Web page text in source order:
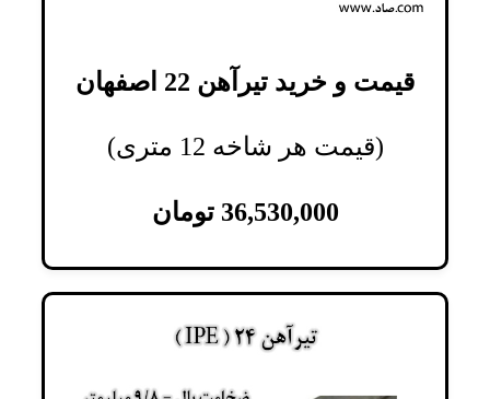
قیمت و خرید تیرآهن 22 اصفهان
(قیمت هر شاخه 12 متری)
36,530,000 تومان